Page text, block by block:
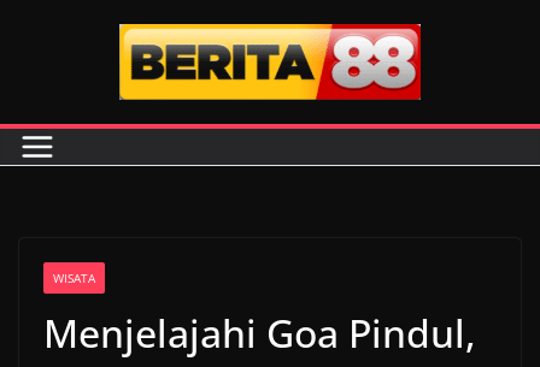
WISATA
Menjelajahi Goa Pindul,